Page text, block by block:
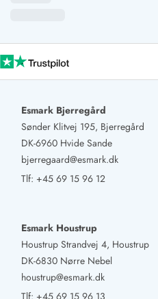
Esmark Bjerregård
Sønder Klitvej 195, Bjerregård
DK-6960 Hvide Sande
bjerregaard@esmark.dk
Tlf: +45 69 15 96 12
Esmark Houstrup
Houstrup Strandvej 4, Houstrup
DK-6830 Nørre Nebel
houstrup@esmark.dk